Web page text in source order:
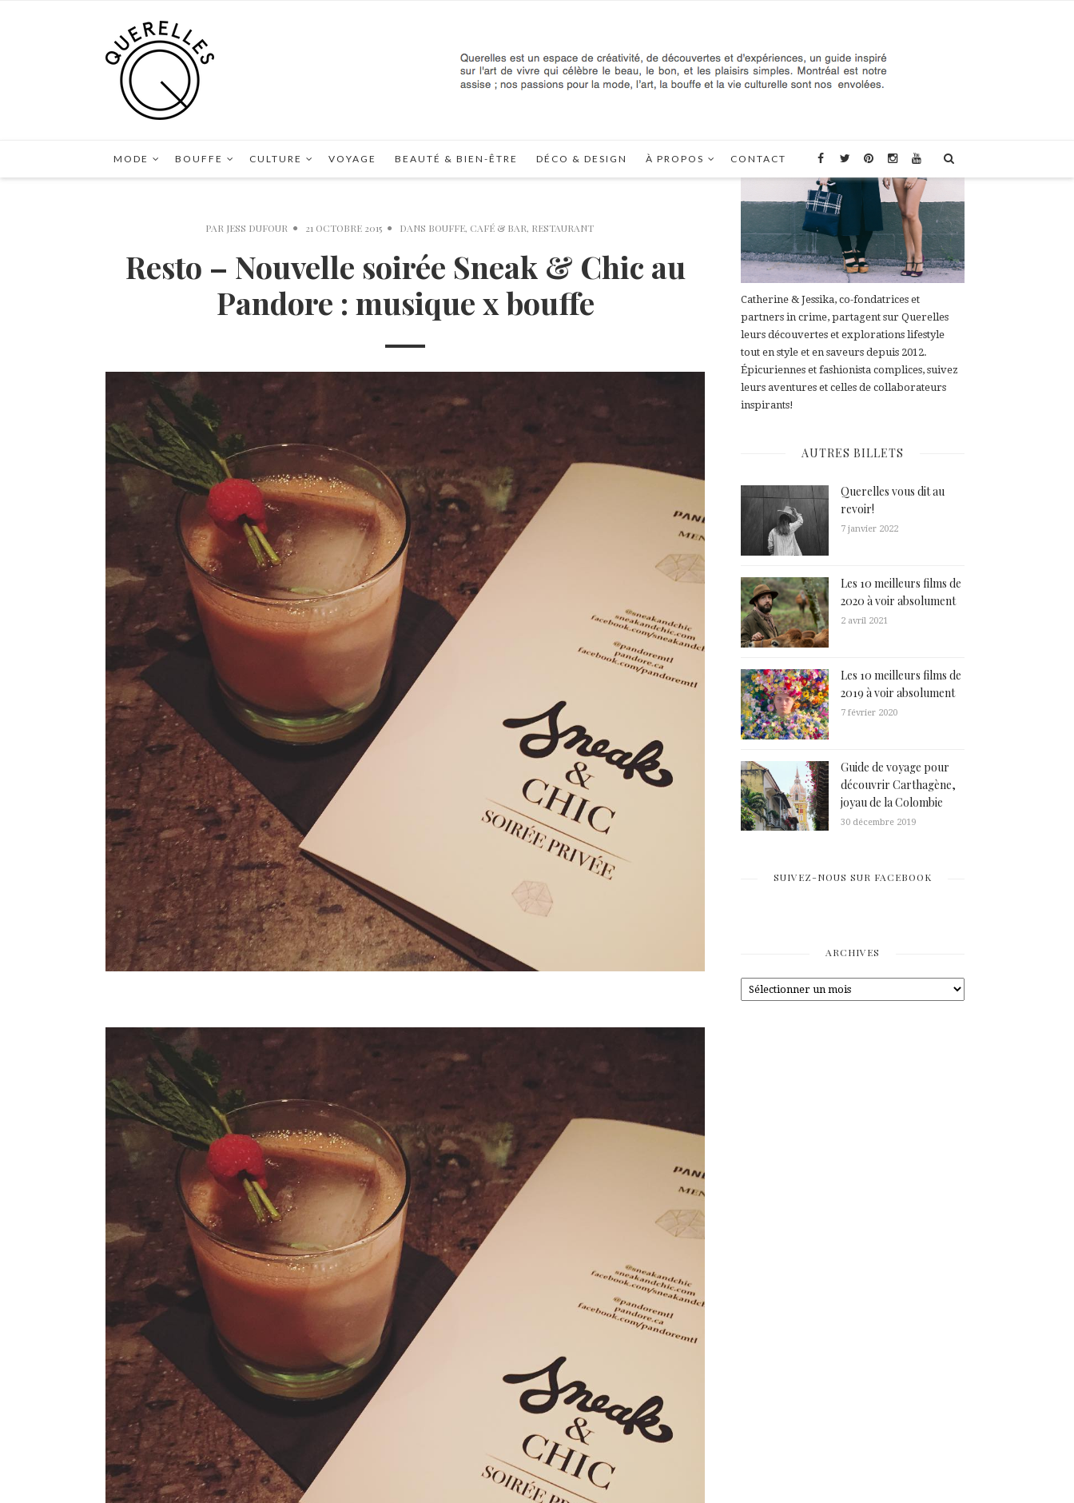
MODE BOUFFE CULTURE VOYAGE BEAUTÉ & BIEN-ÊTRE DÉCO & DESIGN À PROPOS CONTACT
PAR JESS DUFOUR 21 OCTOBRE 2015 DANS BOUFFE, CAFÉ & BAR, RESTAURANT
Resto – Nouvelle soirée Sneak & Chic au
Pandore : musique x bouffe
Catherine & Jessika, co-fondatrices et
partners in crime, partagent sur Querelles
leurs découvertes et explorations lifestyle
tout en style et en saveurs depuis 2012.
Épicuriennes et fashionista complices, suivez
leurs aventures et celles de collaborateurs
inspirants!
AUTRES BILLETS
Querelles vous dit au
revoir!
7 janvier 2022
Les 10 meilleurs films de
2020 à voir absolument
2 avril 2021
Les 10 meilleurs films de
2019 à voir absolument
7 février 2020
Guide de voyage pour
découvrir Carthagène,
joyau de la Colombie
30 décembre 2019
SUIVEZ-NOUS SUR FACEBOOK
ARCHIVES